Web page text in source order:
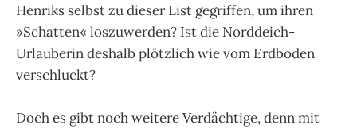
Henriks selbst zu dieser List gegriffen, um ihren
»Schatten« loszuwerden? Ist die Norddeich-
Urlauberin deshalb plötzlich wie vom Erdboden
verschluckt?
Doch es gibt noch weitere Verdächtige, denn mit